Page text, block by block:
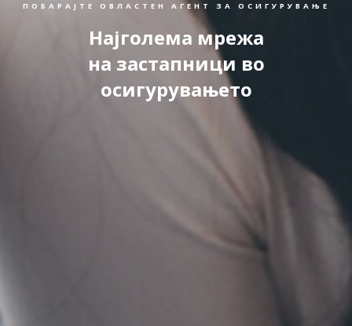
ПОБАРАЈТЕ ОВЛАСТЕН АГЕНТ ЗА ОСИГУРУВАЊЕ
Најголема мрежа
на застапници во
осигурувањето